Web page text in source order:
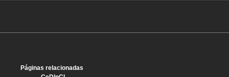
Páginas relacionadas